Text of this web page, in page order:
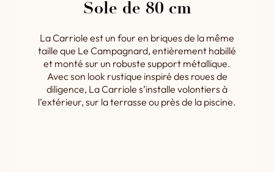
Sole de 80 cm
La Carriole est un four en briques de la même
taille que Le Campagnard, entièrement habillé
et monté sur un robuste support métallique.
Avec son look rustique inspiré des roues de
diligence, La Carriole s’installe volontiers à
l’extérieur, sur la terrasse ou près de la piscine.